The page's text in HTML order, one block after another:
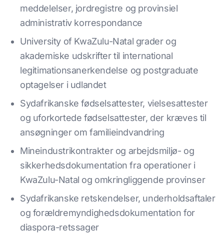
meddelelser, jordregistre og provinsiel
administrativ korrespondance
University of KwaZulu-Natal grader og
akademiske udskrifter til international
legitimationsanerkendelse og postgraduate
optagelser i udlandet
Sydafrikanske fødselsattester, vielsesattester
og uforkortede fødselsattester, der kræves til
ansøgninger om familieindvandring
Mineindustrikontrakter og arbejdsmiljø- og
sikkerhedsdokumentation fra operationer i
KwaZulu-Natal og omkringliggende provinser
Sydafrikanske retskendelser, underholdsaftaler
og forældremyndighedsdokumentation for
diaspora-retssager